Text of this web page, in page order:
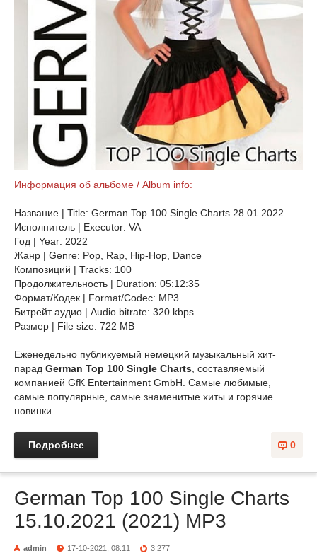
Информация об альбоме / Album info:
Название | Title: German Top 100 Single Charts 28.01.2022
Исполнитель | Executor: VA
Год | Year: 2022
Жанр | Genre: Pop, Rap, Hip-Hop, Dance
Композиций | Tracks: 100
Продолжительность | Duration: 05:12:35
Формат/Кодек | Format/Codec: MP3
Битрейт аудио | Audio bitrate: 320 kbps
Размер | File size: 722 MB
Еженедельно публикуемый немецкий музыкальный хит-
парад German Top 100 Single Charts , составляемый
компанией GfK Entertainment GmbH. Самые любимые,
самые популярные, самые знаменитые хиты и горячие
новинки.
0
Подробнее
German Top 100 Single Charts
15.10.2021 (2021) MP3
admin 17-10-2021, 08:11 3 277